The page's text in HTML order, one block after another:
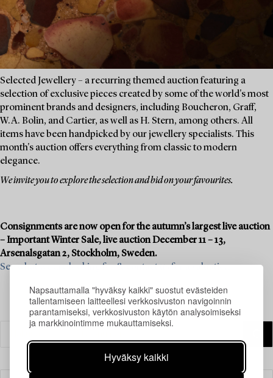
Napsauttamalla "hyväksy kaikki" suostut evästeiden
tallentamiseen laitteellesi verkkosivuston navigoinnin
parantamiseksi, verkkosivuston käytön analysoimiseksi
ja markkinointimme mukauttamiseksi.
Hyväksy kaikki
Selected Jewellery – a recurring themed auction featuring a
selection of exclusive pieces created by some of the world's most
prominent brands and designers, including Boucheron, Graff,
W.A. Bolin, and Cartier, as well as H. Stern, among others. All
items have been handpicked by our jewellery specialists. This
month's auction offers everything from classic to modern
elegance.
We invite you to explore the selection and bid on your favourites.
Consignments are now open for the autumn’s largest live auction
– Important Winter Sale, live auction December 11 – 13,
Arsenalsgatan 2, Stockholm, Sweden.
See what we are looking for & contact us for a valuation>